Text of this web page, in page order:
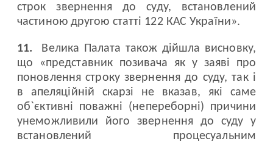
строк звернення до суду, встановлений
частиною другою статті 122 КАС України».
11. Велика Палата також дійшла висновку,
що «представник позивача як у заяві про
поновлення строку звернення до суду, так і
в апеляційній скарзі не вказав, які саме
об`єктивні поважні (непереборні) причини
унеможливили його звернення до суду у
встановлений процесуальним